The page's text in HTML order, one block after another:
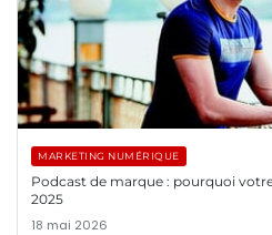
MARKETING NUMÉRIQUE
Podcast de marque : pourquoi
2025
18 mai 2026